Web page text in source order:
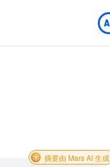
摘要由 Mars AI 生成